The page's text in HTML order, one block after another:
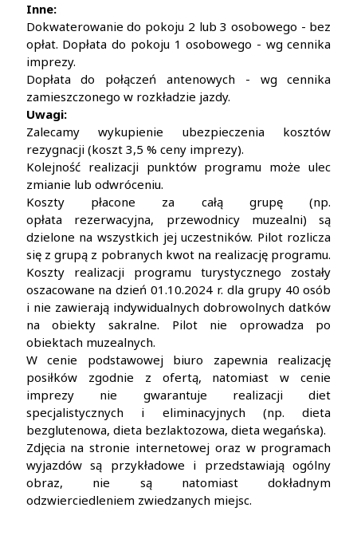
Inne:
Dokwaterowanie do pokoju 2 lub 3 osobowego - bez
opłat. Dopłata do pokoju 1 osobowego - wg cennika
imprezy.
Dopłata do połączeń antenowych - wg cennika
zamieszczonego w rozkładzie jazdy.
Uwagi:
Zalecamy wykupienie ubezpieczenia kosztów
rezygnacji (koszt 3,5 % ceny imprezy).
Kolejność realizacji punktów programu może ulec
zmianie lub odwróceniu.
Koszty płacone za całą grupę (np.
opłata rezerwacyjna, przewodnicy muzealni) są
dzielone na wszystkich jej uczestników. Pilot rozlicza
się z grupą z pobranych kwot na realizację programu.
Koszty realizacji programu turystycznego zostały
oszacowane na dzień 01.10.2024 r. dla grupy 40 osób
i nie zawierają indywidualnych dobrowolnych datków
na obiekty sakralne. Pilot nie oprowadza po
obiektach muzealnych.
W cenie podstawowej biuro zapewnia realizację
posiłków zgodnie z ofertą, natomiast w cenie
imprezy nie gwarantuje realizacji diet
specjalistycznych i eliminacyjnych (np. dieta
bezglutenowa, dieta bezlaktozowa, dieta wegańska).
Zdjęcia na stronie internetowej oraz w programach
wyjazdów są przykładowe i przedstawiają ogólny
obraz, nie są natomiast dokładnym
odzwierciedleniem zwiedzanych miejsc.